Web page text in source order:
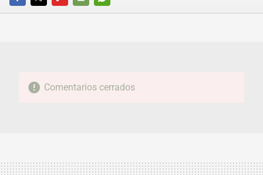
FACEBOOKTWITTERFLIPBOARD
E-
WHATSAPP
Comentarios cerrados